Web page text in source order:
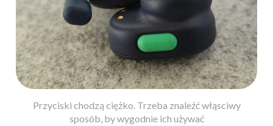
Przyciski chodzą ciężko. Trzeba znaleźć włąsciwy
sposób, by wygodnie ich używać